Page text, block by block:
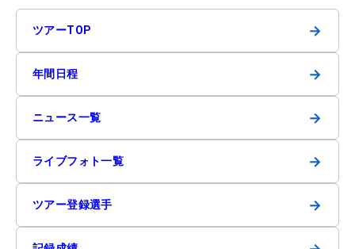
ツアーTOP →
年間日程 →
ニュース一覧 →
ライブフォト一覧 →
ツアー登録選手 →